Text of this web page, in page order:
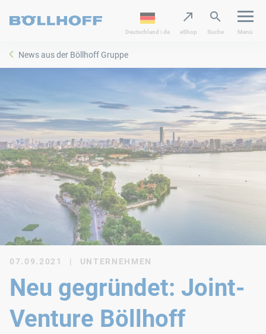
Deutschland | de eShop Suche Menü
News aus der Böllhoff Gruppe
07.09.2021 | UNTERNEHMEN
Neu gegründet: Joint-
Venture Böllhoff